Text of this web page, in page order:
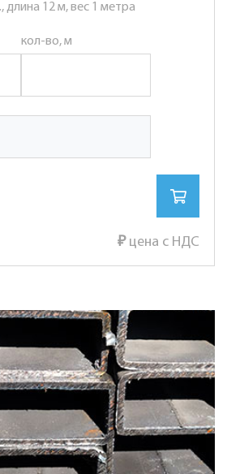
длина 12 м, вес 1 метра
кол-во, м
₽цена с НДС